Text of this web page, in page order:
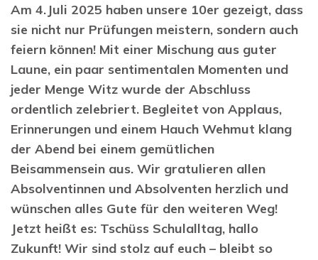
Am 4.Juli 2025 haben unsere 10er gezeigt, dass
sie nicht nur Prüfungen meistern, sondern auch
feiern können! Mit einer Mischung aus guter
Laune, ein paar sentimentalen Momenten und
jeder Menge Witz wurde der Abschluss
ordentlich zelebriert. Begleitet von Applaus,
Erinnerungen und einem Hauch Wehmut klang
der Abend bei einem gemütlichen
Beisammensein aus. Wir gratulieren allen
Absolventinnen und Absolventen herzlich und
wünschen alles Gute für den weiteren Weg!
Jetzt heißt es: Tschüss Schulalltag, hallo
Zukunft! Wir sind stolz auf euch – bleibt so